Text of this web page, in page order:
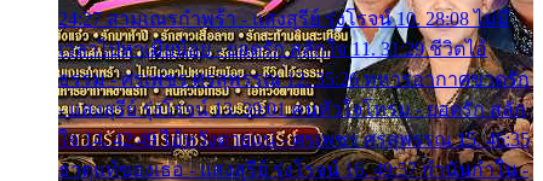
24:27 สามเณรกำพร้า - แสงสุรีย์ รุ่งโรจน์ 10. 28:08 ไม่มี
เวลาไปหาเมียน้อย - ยอดรัก สลักใจ 11. 31:29 ชีวิตไอ้
ธรรม - ศรเพชร ศรสุพรรณ 12. 35:26 ทหารอากาศขาดรัก
- แสงสุรีย์ รุ่งโรจน์ 13. 39:01 คนหัวใจโทรม - ยอดรัก สลัก
ใจ 14. 42:49 ไอ้หวังตายแน่ - ศรเพชร ศรสุพรรณ 15. 46:35
ธาตุแท้ของเธอ - แสงสุรีย์ รุ่งโรจน์ 16. 49:57 กำนันกำใน -